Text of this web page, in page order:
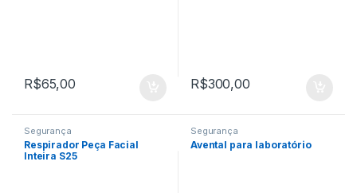
R$65,00 R$300,00
Segurança
Respirador Peça Facial
Inteira S25
Segurança
Avental para laboratório